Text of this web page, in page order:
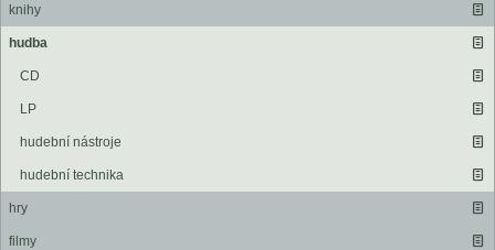
knihy
hudba
CD
LP
hudební nástroje
hudební technika
hry
filmy